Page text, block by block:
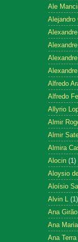
Ale
Alejandro
Alfredo
Alfredo
Allyrio
Almir
Almir
Almira
Alocin (1)
Aloysio
Aloísio
Alvin L (1)
Ana Girão
Ana Maria
Ana Terra